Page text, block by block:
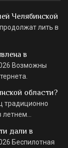
Челябинской
лить в
в
Возможны
области?
традиционно
летнем…
дали в
Беспилотная